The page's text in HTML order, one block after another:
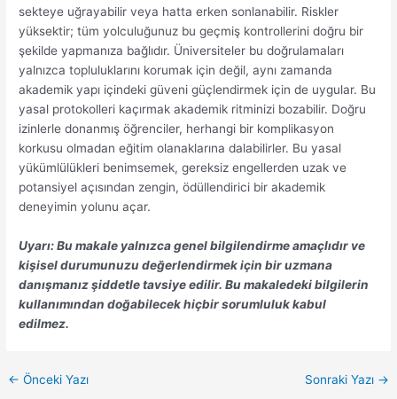
sekteye uğrayabilir veya hatta erken sonlanabilir. Riskler
yüksektir; tüm yolculuğunuz bu geçmiş kontrollerini doğru bir
şekilde yapmanıza bağlıdır. Üniversiteler bu doğrulamaları
yalnızca topluluklarını korumak için değil, aynı zamanda
akademik yapı içindeki güveni güçlendirmek için de uygular. Bu
yasal protokolleri kaçırmak akademik ritminizi bozabilir. Doğru
izinlerle donanmış öğrenciler, herhangi bir komplikasyon
korkusu olmadan eğitim olanaklarına dalabilirler. Bu yasal
yükümlülükleri benimsemek, gereksiz engellerden uzak ve
potansiyel açısından zengin, ödüllendirici bir akademik
deneyimin yolunu açar.
Uyarı: Bu makale yalnızca genel bilgilendirme amaçlıdır ve
kişisel durumunuzu değerlendirmek için bir uzmana
danışmanız şiddetle tavsiye edilir. Bu makaledeki bilgilerin
kullanımından doğabilecek hiçbir sorumluluk kabul
edilmez.
← Önceki Yazı Sonraki Yazı →